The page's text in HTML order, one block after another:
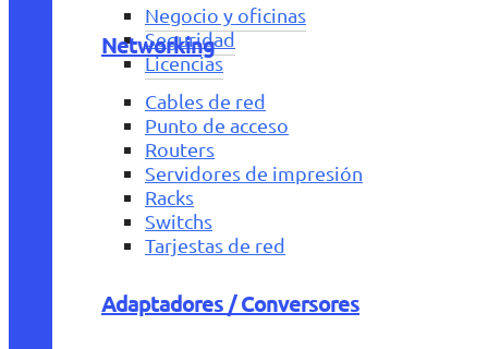
Negocio y oficinas
Seguridad
Licencias
Networking
Cables de red
Punto de acceso
Routers
Servidores de impresión
Racks
Switchs
Tarjestas de red
Adaptadores / Conversores